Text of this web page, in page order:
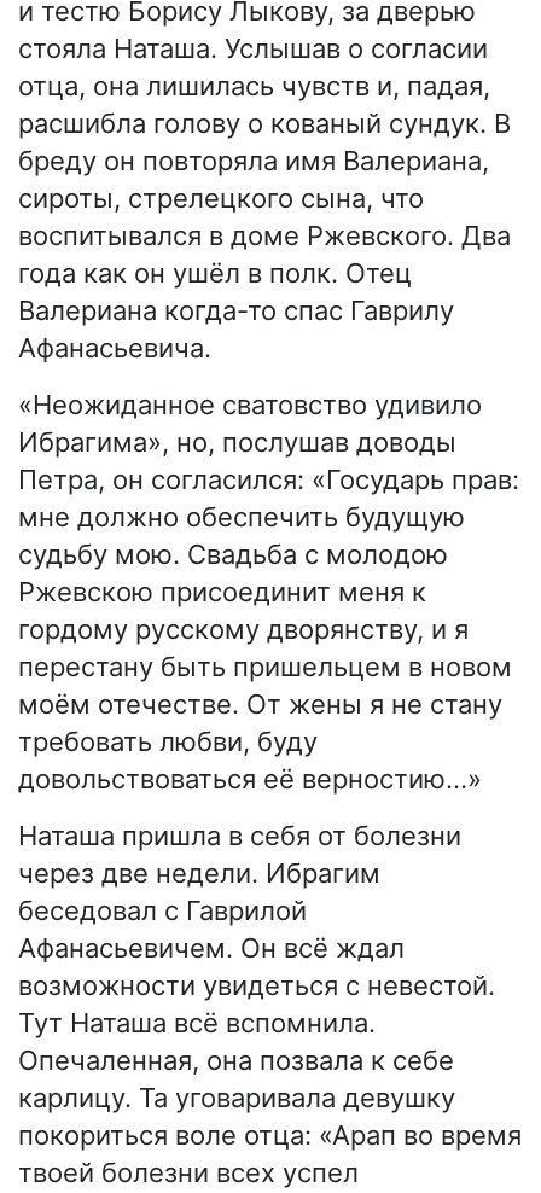
и тестю Борису Лыкову, за дверью
стояла Наташа. Услышав о согласии
отца, она лишилась чувств и, падая,
расшибла голову о кованый сундук. В
бреду он повторяла имя Валериана,
сироты, стрелецкого сына, что
воспитывался в доме Ржевского. Два
года как он ушёл в полк. Отец
Валериана когда-то спас Гаврилу
Афанасьевича.
«Неожиданное сватовство удивило
Ибрагима», но, послушав доводы
Петра, он согласился: «Государь прав:
мне должно обеспечить будущую
судьбу мою. Свадьба с молодою
Ржевскою присоединит меня к
гордому русскому дворянству, и я
перестану быть пришельцем в новом
моём отечестве. От жены я не стану
требовать любви, буду
довольствоваться её верностию…»
Наташа пришла в себя от болезни
через две недели. Ибрагим
беседовал с Гаврилой
Афанасьевичем. Он всё ждал
возможности увидеться с невестой.
Тут Наташа всё вспомнила.
Опечаленная, она позвала к себе
карлицу. Та уговаривала девушку
покориться воле отца: «Арап во время
твоей болезни всех успел